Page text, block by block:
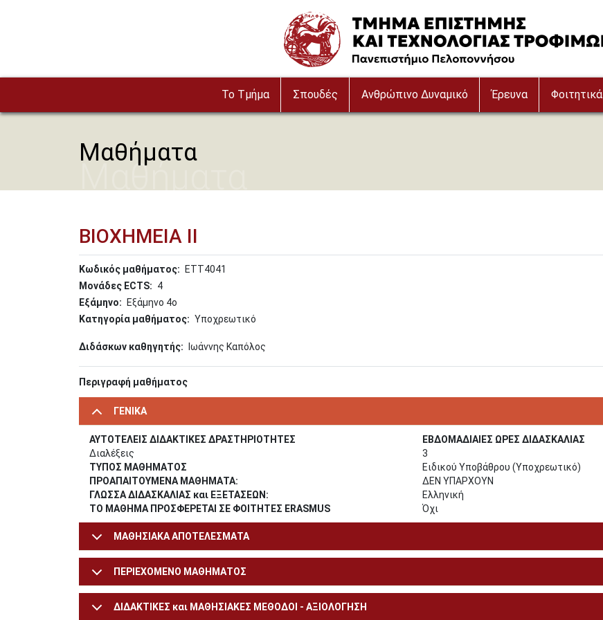
Image
To Τμήμα Σπουδές Ανθρώπινο Δυναμικό Έρευνα Φοιτητικά
Μαθήματα
Μαθήματα
ΒΙΟΧΗΜΕΙΑ ΙΙ
Κωδικός μαθήματος
ΕΤΤ4041
Μονάδες ECTS
4
Εξάμηνο
Εξάμηνο 4o
Κατηγορία μαθήματος
Υποχρεωτικό
Διδάσκων καθηγητής Ιωάννης Καπόλος
Περιγραφή μαθήματος
ΓΕΝΙΚΑ
ΑΥΤΟΤΕΛΕΙΣ ΔΙΔΑΚΤΙΚΕΣ ΔΡΑΣΤΗΡΙΟΤΗΤΕΣ
ΕΒΔΟΜΑΔΙΑΙΕΣ ΩΡΕΣ ΔΙΔΑΣΚΑΛΙΑΣ
Διαλέξεις
3
ΤΥΠΟΣ ΜΑΘΗΜΑΤΟΣ
Ειδικού Υποβάθρου (Υποχρεωτικό)
ΠΡΟΑΠΑΙΤΟΥΜΕΝΑ ΜΑΘΗΜΑΤΑ:
ΔΕΝ ΥΠΑΡΧΟΥΝ
ΓΛΩΣΣΑ ΔΙΔΑΣΚΑΛΙΑΣ και ΕΞΕΤΑΣΕΩΝ:
Ελληνική
ΤΟ ΜΑΘΗΜΑ ΠΡΟΣΦΕΡΕΤΑΙ ΣΕ ΦΟΙΤΗΤΕΣ ERASMUS
Όχι
ΜΑΘΗΣΙΑΚΑ ΑΠΟΤΕΛΕΣΜΑΤΑ
ΠΕΡΙΕΧΟΜΕΝΟ ΜΑΘΗΜΑΤΟΣ
ΔΙΔΑΚΤΙΚΕΣ και ΜΑΘΗΣΙΑΚΕΣ ΜΕΘΟΔΟΙ - ΑΞΙΟΛΟΓΗΣΗ